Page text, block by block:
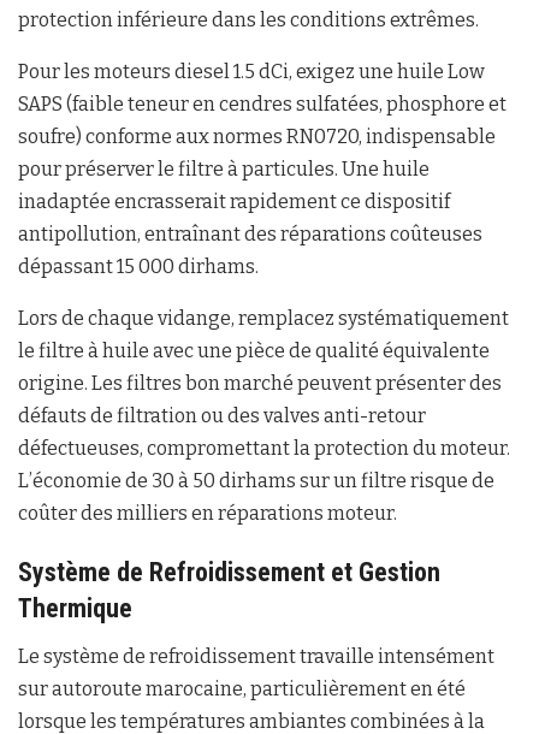
protection inférieure dans les conditions extrêmes.
Pour les moteurs diesel 1.5 dCi, exigez une huile Low
SAPS (faible teneur en cendres sulfatées, phosphore et
soufre) conforme aux normes RN0720, indispensable
pour préserver le filtre à particules. Une huile
inadaptée encrasserait rapidement ce dispositif
antipollution, entraînant des réparations coûteuses
dépassant 15 000 dirhams.
Lors de chaque vidange, remplacez systématiquement
le filtre à huile avec une pièce de qualité équivalente
origine. Les filtres bon marché peuvent présenter des
défauts de filtration ou des valves anti-retour
défectueuses, compromettant la protection du moteur.
L’économie de 30 à 50 dirhams sur un filtre risque de
coûter des milliers en réparations moteur.
Système de Refroidissement et Gestion
Thermique
Le système de refroidissement travaille intensément
sur autoroute marocaine, particulièrement en été
lorsque les températures ambiantes combinées à la